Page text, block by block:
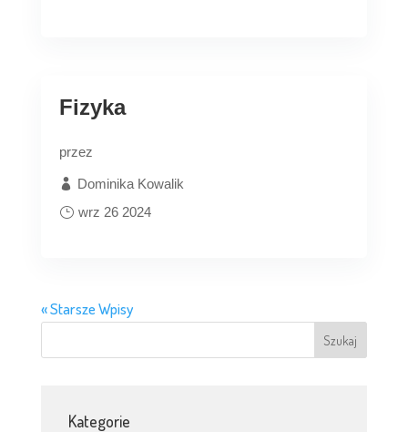
Fizyka
przez
Dominika Kowalik
wrz 26 2024
« Starsze Wpisy
Kategorie